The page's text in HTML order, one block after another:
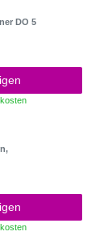
DO 5